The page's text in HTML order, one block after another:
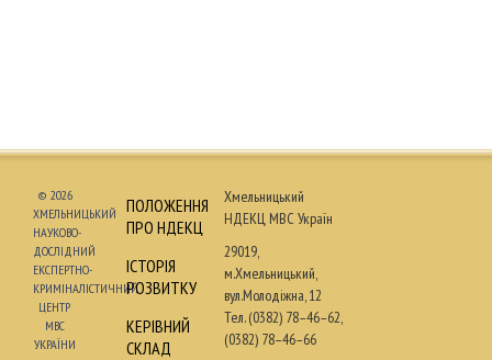
© 2026
ХМЕЛЬНИЦЬКИЙ
НАУКОВО-
ДОСЛІДНИЙ
ЕКСПЕРТНО-
КРИМІНАЛІСТИЧНИЙ
ЦЕНТР
МВС
УКРАЇНИ
ПОЛОЖЕННЯ
ПРО НДЕКЦ
ІСТОРІЯ
РОЗВИТКУ
КЕРІВНИЙ
СКЛАД
Хмельницький
НДЕКЦ МВС Україн
29019,
м.Хмельницький,
вул.Молодіжна, 12
Тел. (0382) 78–46–62,
(0382) 78–46–66